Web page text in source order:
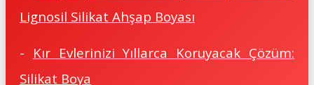
Lignosil Silikat Ahşap Boyası
- Kır Evlerinizi Yıllarca Koruyacak Çözüm:
Silikat Boya